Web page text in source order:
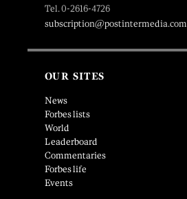
Tel. 0-2616-4726
subscription@postintermedia.com
OUR SITES
News
Forbes lists
World
Leaderboard
Commentaries
Forbes life
Events